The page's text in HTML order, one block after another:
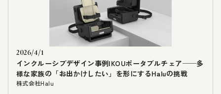
2026/4/1
インクルーシブデザイン事例IKOUポータブルチェア──多
様な家族の「お出かけしたい」を形にするHaluの挑戦
株式会社Halu